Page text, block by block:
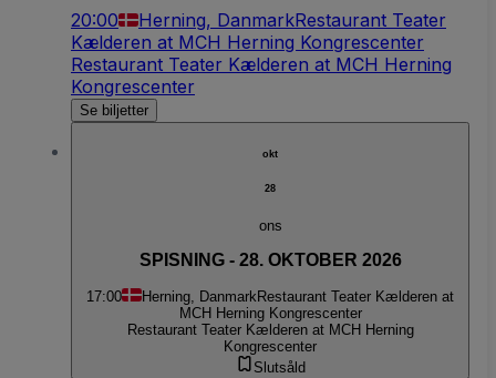
20:00 Herning, DanmarkRestaurant Teater
Kælderen at MCH Herning Kongrescenter
Restaurant Teater Kælderen at MCH Herning
Kongrescenter
Se biljetter
okt
28
ons
SPISNING - 28. OKTOBER 2026
17:00 Herning, Danmark Restaurant Teater Kælderen at
MCH Herning Kongrescenter
Restaurant Teater Kælderen at MCH Herning
Kongrescenter
Slutsåld